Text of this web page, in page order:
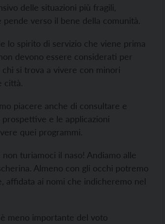
delle situazioni più fragili,
verso il bene della comunità.
lo spirito di servizio che viene prima
devono essere considerati per
si trova a vivere con minori
città.
piacere anche di consultare e
e le applicazioni
quei programmi.
turiamoci il naso! Andiamo alle
Almeno con gli occhi potremo
affidata ai nomi che indicheremo nel
meno importante del voto